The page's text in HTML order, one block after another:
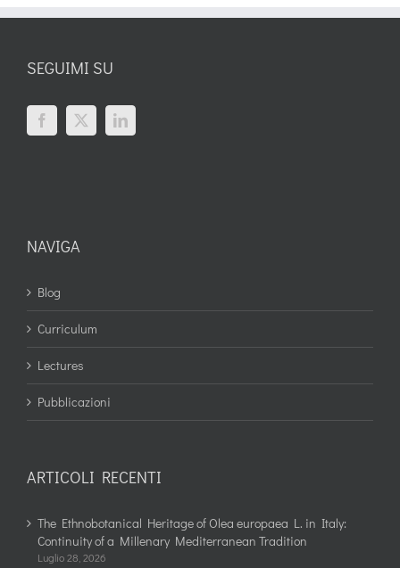
SEGUIMI SU
NAVIGA
Blog
Curriculum
Lectures
Pubblicazioni
ARTICOLI RECENTI
The Ethnobotanical Heritage of Olea europaea L. in Italy:
Continuity of a Millenary Mediterranean Tradition
Luglio 28, 2026